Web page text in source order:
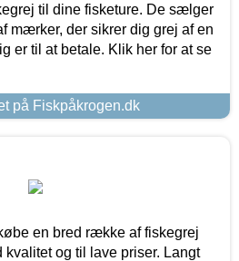
til dine fisketure. De sælger
mærker, der sikrer dig grej af en
er til at betale. Klik her for at se
på Fiskpåkrogen.dk
en bred række af fiskegrej
kvalitet og til lave priser. Langt